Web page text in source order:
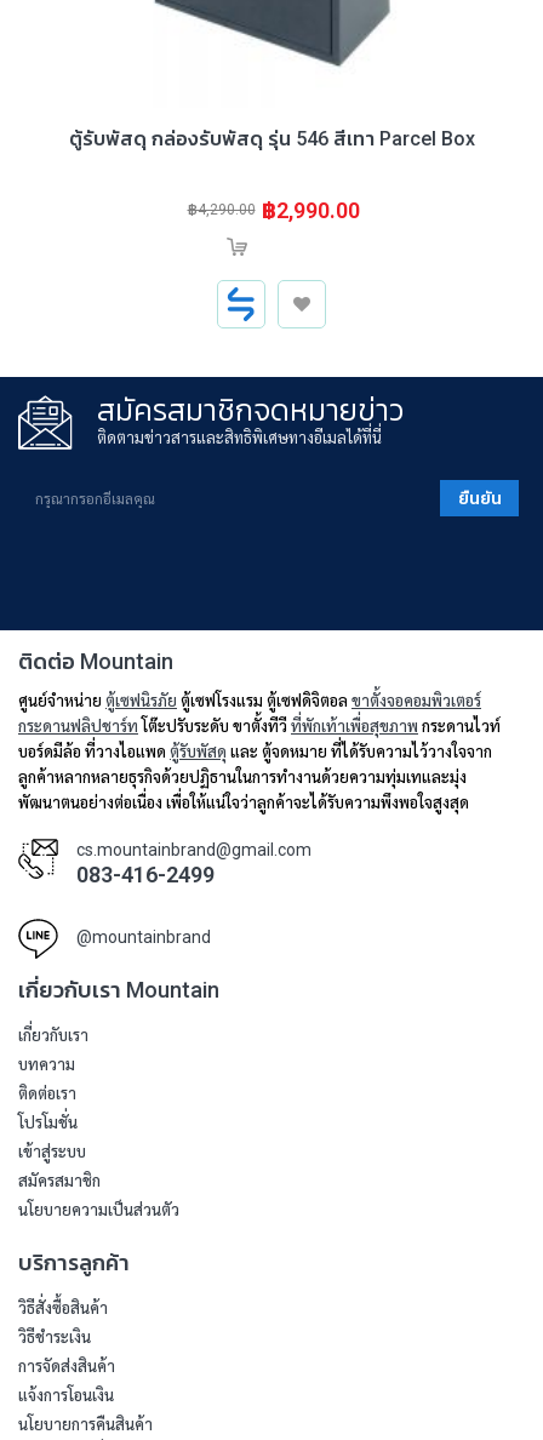
ตู้รับพัสดุ กล่องรับพัสดุ รุ่น 546 สีเทา Parcel Box
฿2,990.00
฿4,290.00
สมัครสมาชิกจดหมายข่าว
ติดตามข่าวสารและสิทธิพิเศษทางอีเมลได้ที่นี่
ยืนยัน
ติดต่อ Mountain
ศูนย์จำหน่าย ตู้เซฟนิรภัย ตู้เซฟโรงแรม ตู้เซฟดิจิตอล ขาตั้งจอคอมพิวเตอร์
กระดานฟลิปชาร์ทโต๊ะปรับระดับ ขาตั้งทีวี ที่พักเท้าเพื่อสุขภาพ กระดานไวท์
บอร์ดมีล้อ ที่วางไอแพด ตู้รับพัสดุ และ ตู้จดหมาย ที่ได้รับความไว้วางใจจาก
ลูกค้าหลากหลายธุรกิจด้วยปฏิธานในการทำงานด้วยความทุ่มเทและมุ่ง
พัฒนาตนอย่างต่อเนื่อง เพื่อให้แน่ใจว่าลูกค้าจะได้รับความพึงพอใจสูงสุด
cs.mountainbrand@gmail.com
083-416-2499
@mountainbrand
เกี่ยวกับเรา Mountain
เกี่ยวกับเรา
บทความ
ติดต่อเรา
โปรโมชั่น
เข้าสู่ระบบ
สมัครสมาชิก
นโยบายความเป็นส่วนตัว
บริการลูกค้า
วิธีสั่งซื้อสินค้า
วิธีชำระเงิน
การจัดส่งสินค้า
แจ้งการโอนเงิน
นโยบายการคืนสินค้า